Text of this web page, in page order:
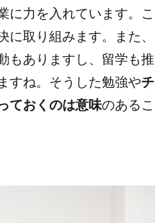
に力を入れています。こ
に取り組みます。また、
もありますし、留学も推
すね。そうした勉強やチ
ておくのは意味のあるこ